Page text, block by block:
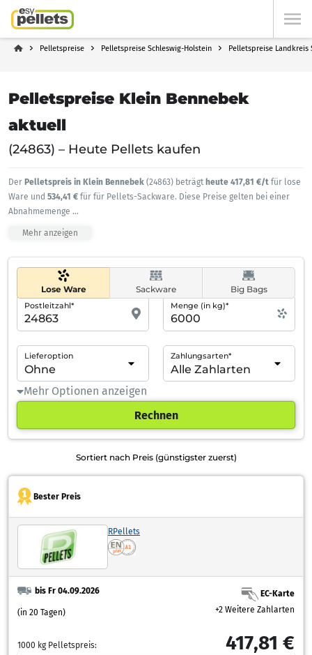
Pelletspreise Pelletspreise Schleswig-Holstein Pelletspreise Landkreis
Pelletspreise Klein Bennebek
aktuell
(24863) – Heute Pellets kaufen
Der Pelletspreis in Klein Bennebek (24863) beträgt heute 417,81 €/t für lose
Ware und 534,41 € für für Pellets-Sackware. Diese Preise gelten bei einer
Abnahmemenge ...
Mehr anzeigen
Lose Ware Sackware Big Bags
Postleitzahl* Menge (in kg)*
Lieferoption Zahlungsarten*
Mehr Optionen anzeigen
Rechnen
Sortiert nach Preis (günstigster zuerst)
Bester Preis
RPellets
bis Fr 04.09.2026
(in 20 Tagen)
EC-Karte
+2 Weitere Zahlarten
1000 kg Pelletspreis: 417,81 €